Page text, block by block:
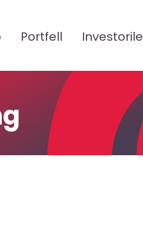
Portfell Investorile